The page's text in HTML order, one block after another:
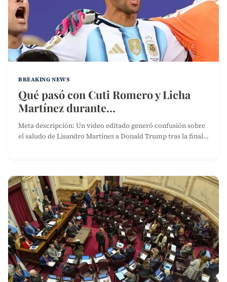
BREAKING NEWS
Qué pasó con Cuti Romero y Licha
Martínez durante…
Meta descripción: Un video editado generó confusión sobre
el saludo de Lisandro Martínez a Donald Trump tras la final…